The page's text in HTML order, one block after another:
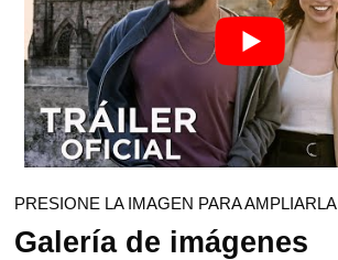
PRESIONE LA IMAGEN PARA AMPLIARLA
Galería de imágenes